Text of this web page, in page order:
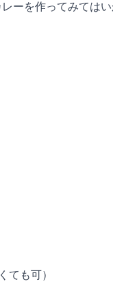
ーを作ってみてはい
ても可）